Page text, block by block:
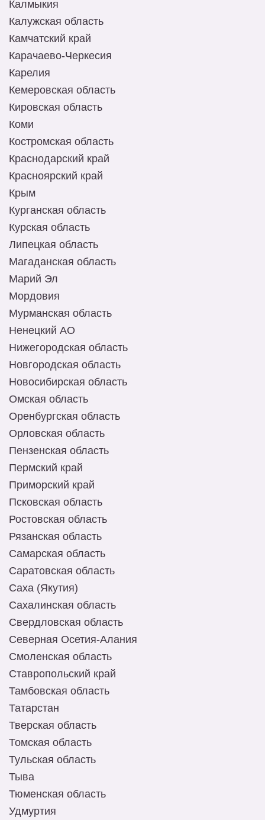
Калмыкия
Калужская область
Камчатский край
Карачаево-Черкесия
Карелия
Кемеровская область
Кировская область
Коми
Костромская область
Краснодарский край
Красноярский край
Крым
Курганская область
Курская область
Липецкая область
Магаданская область
Марий Эл
Мордовия
Мурманская область
Ненецкий АО
Нижегородская область
Новгородская область
Новосибирская область
Омская область
Оренбургская область
Орловская область
Пензенская область
Пермский край
Приморский край
Псковская область
Ростовская область
Рязанская область
Самарская область
Саратовская область
Саха (Якутия)
Сахалинская область
Свердловская область
Северная Осетия-Алания
Смоленская область
Ставропольский край
Тамбовская область
Татарстан
Тверская область
Томская область
Тульская область
Тыва
Тюменская область
Удмуртия